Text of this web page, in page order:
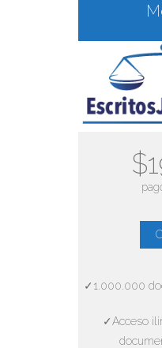
✓1.000.000
✓Acceso